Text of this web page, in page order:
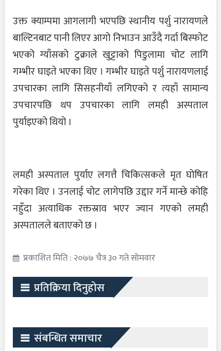
उक्त क्याम्पमा आगलागी भएपछि स्थानीय पर्शु नारायणले
बाल्टिनबाट पानी लिएर आगो निभाउन आउँदै गर्दा बिस्फोट
भएको ग्याँसको टुक्राले खुट्टाको पिडुलामा चोट लागि
गम्भीर घाइते भएका थिए । गम्भीर घाइते पर्शु नारायणलाई
उपचारका लागि सिसहनीयाँ लगिएको र त्यहाँ सामान्य
उपचारपछि थप उपचारका लागि लमही अस्पताल
पुर्याइएको थियो ।
लमही अस्पताल पुर्याए लगत्तै चिकित्सकले मृत घोषित
गरेका थिए । उनलाई चोट लागेपछि उद्दार गर्ने मान्छे कोहि
नहुँदा अत्याधिक रक्तस्राव भएर ज्यान गएको लमही
अस्पतालले बताएको छ ।
प्रकाशित मिति : २०७७ चैत्र ३० गते सोमवार
प्रतिक्रिया दिनुहोस
संबन्धित समाचार